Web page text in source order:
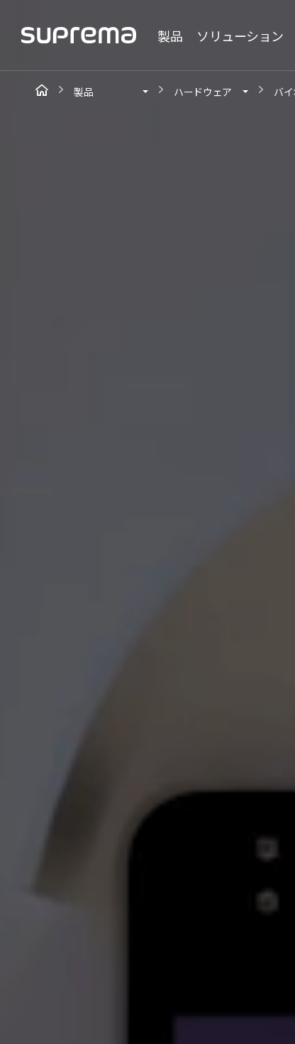
製品 ソリューション
製品 ハードウェア バ